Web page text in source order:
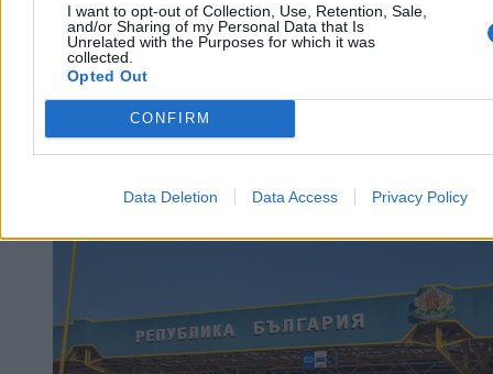
I want to opt-out of Collection, Use, Retention, Sale,
and/or Sharing of my Personal Data that Is
Unrelated with the Purposes for which it was
collected.
Opted Out
CONFIRM
Data Deletion Data Access Privacy Policy